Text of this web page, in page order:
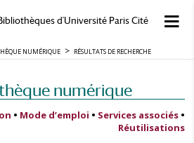
d'Université Paris Cité
NUMÉRIQUE RÉSULTATS DE RECHERCHE
numérique
• Mode d’emploi • Services associés •
Réutilisations